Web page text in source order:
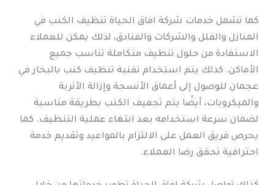
كما تشمل خدمات شركة افاق الحياة تنظيف الكنب في
المنازل والفلل والشركات والفنادق، لذلك يمكن للعملاء
الاستفادة من حلول تنظيف متكاملة تناسب جميع
الأماكن. كذلك يتم استخدام تقنية تنظيف كنب بالبخار في
عجمان للوصول إلى أعماق الأنسجة وإزالة الأتربة
والميكروبات، أيضًا يتم تجفيف الكنب بطريقة مناسبة
لضمان سرعة استخدامه بعد انتهاء عملية التنظيف. كما
يحرص فريق العمل على الالتزام بالمواعيد وتقديم خدمة
احترافية تحقق رضا العملاء.